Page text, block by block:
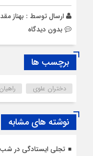
ارسال توسط : بهناز
بدون دیدگاه
برچسب ها
دختران علوي
نوشته های مشابه
تجلی ایستادگی در